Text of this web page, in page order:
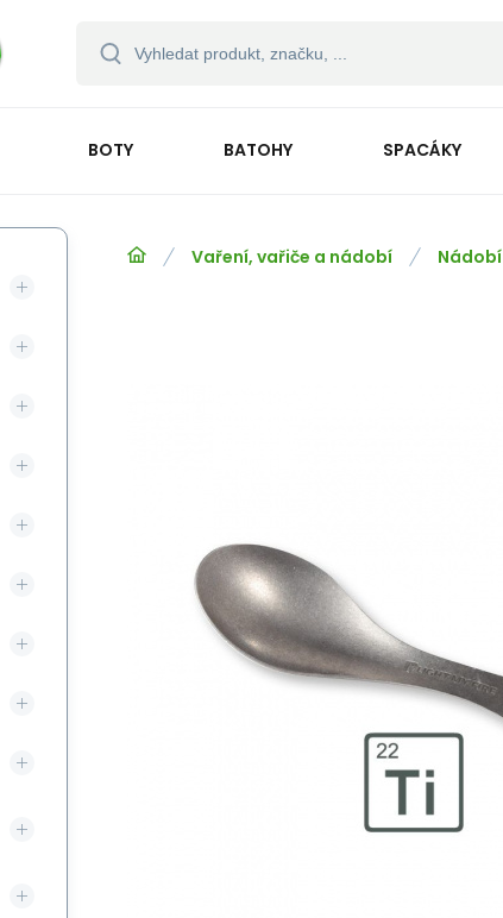
BOTY BATOHY SPACÁKY
Vaření, vařiče a nádobí Nádobí